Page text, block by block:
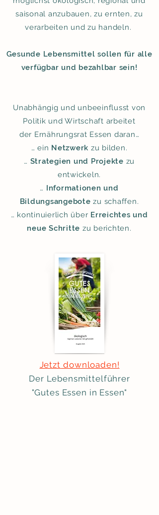
saisonal anzubauen, zu ernten, zu
verarbeiten und zu handeln.
Gesunde Lebensmittel sollen für alle
verfügbar und bezahlbar sein!
Unabhängig und unbeeinflusst von
Politik und Wirtschaft arbeitet
der Ernährungsrat Essen daran…
… ein Netzwerk zu bilden.
… Strategien und Projekte zu
entwickeln.
… Informationen und
Bildungsangebote zu schaffen.
… kontinuierlich über Erreichtes und
neue Schritte zu berichten.
Jetzt downloaden!
Der Lebensmittelführer
"Gutes Essen in Essen"